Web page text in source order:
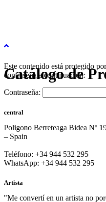
Catálogo de
Este contenido está protegido
contraseña a continuación:
Contraseña:
central
Poligono Berreteaga Bidea Nº
– Spain
Teléfono: +34 944 532 295
WhatsApp: +34 944 532 295
Artista
"Me convertí en un artista no